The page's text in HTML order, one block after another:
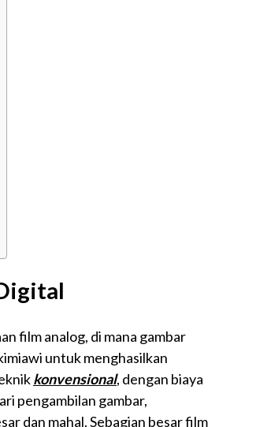
film analog, di mana gambar
untuk menghasilkan
konvensional, dengan biaya
pengambilan gambar,
dan mahal. Sebagian besar film